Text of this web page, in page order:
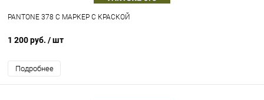
PANTONE 378 C МАРКЕР С КРАСКОЙ
1 200 руб. / шт
Подробнее